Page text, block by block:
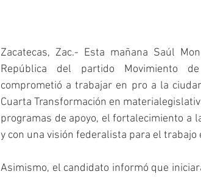
Zacatecas, Zac.- Esta mañana Saúl
República del partido Movimiento de
comprometió a trabajar en pro a la
Cuarta Transformación en
programas de apoyo, el fortalecimiento a
y con una visión federalista para el trabajo
Asimismo, el candidato informó que